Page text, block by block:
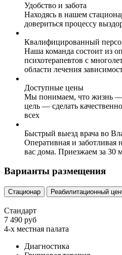
Удобство и забота
Находясь в нашем
довериться процессу
Квалифицированный
Наша команда состоит из
психотерапевтов с
области лечения
Доступные цены
Мы понимаем, что жизнь —
цель — сделать
всех
Быстрый выезд врача во
Оперативная и заботливая
вас дома. Приезжаем за 30
Варианты размещения
Стационар Реабилитационный
Стандарт
7 490 руб
4-х местная палата
Диагностика